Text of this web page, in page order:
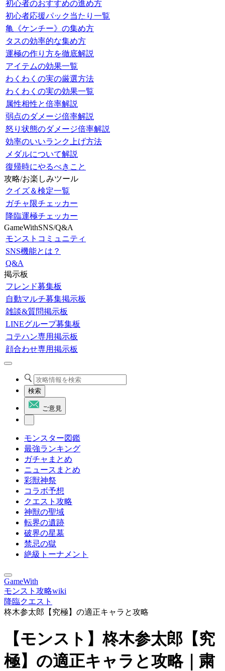
初心者のおすすめの進め方
初心者応援パック当たり一覧
亀《ケンチー》の集め方
タスの効率的な集め方
運極の作り方を徹底解説
アイテムの効果一覧
わくわくの実の厳選方法
わくわくの実の効果一覧
属性相性と倍率解説
弱点のダメージ倍率解説
怒り状態のダメージ倍率解説
効率のいいランク上げ方法
メダルについて解説
復帰時にやるべきこと
攻略/お楽しみツール
クイズ＆検定一覧
ガチャ限チェッカー
降臨運極チェッカー
GameWithSNS/Q&A
モンストコミュニティ
SNS機能とは？
Q&A
掲示板
フレンド募集板
自動マルチ募集掲示板
雑談&質問掲示板
LINEグループ募集板
コテハン専用掲示板
顔合わせ専用掲示板
検索
ご意見
モンスター図鑑
最強ランキング
ガチャまとめ
ニュースまとめ
彩獣神祭
コラボ予想
クエスト攻略
神獣の聖域
転界の遺跡
破界の星墓
禁忌の獄
絶級トーナメント
GameWith
モンスト攻略wiki
降臨クエスト
柊木参太郎【究極】の適正キャラと攻略
【モンスト】柊木参太郎【究
極】の適正キャラと攻略｜粛